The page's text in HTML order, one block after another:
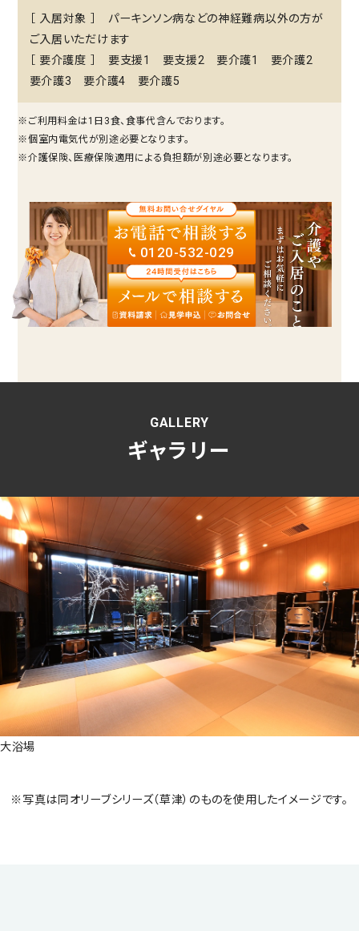
見学申込
資料請求
お問合せ
［ 入居対象 ］ パーキンソン病などの神経難病以外の方が
ご入居いただけます
［ 要介護度 ］ 要支援1 要支援2 要介護1 要介護2
要介護3 要介護4 要介護5
※ご利⽤料⾦は1⽇3⾷、⾷事代含んでおります。
※個室内電気代が別途必要となります。
※介護保険、医療保険適用による負担額が別途必要となります。
0120-532-029
GALLERY
ギャラリー
大浴場
※写真は同オリーブシリーズ（草津）のものを使用したイメージです。